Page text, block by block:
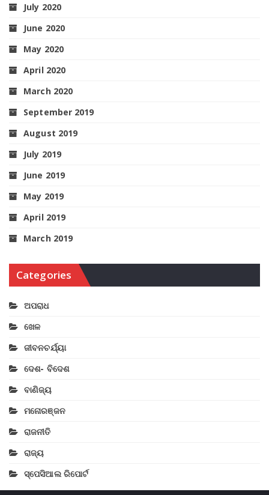
July 2020
June 2020
May 2020
April 2020
March 2020
September 2019
August 2019
July 2019
June 2019
May 2019
April 2019
March 2019
Categories
ଅପରାଧ
ଖେଳ
ଜୀବନଚର୍ଯ୍ୟା
ଦେଶ- ବିଦେଶ
ବାଣିଜ୍ୟ
ମନୋରଞ୍ଜନ
ରାଜନୀତି
ରାଜ୍ୟ
ସ୍ପେସିଆଲ ରିପୋର୍ଟ